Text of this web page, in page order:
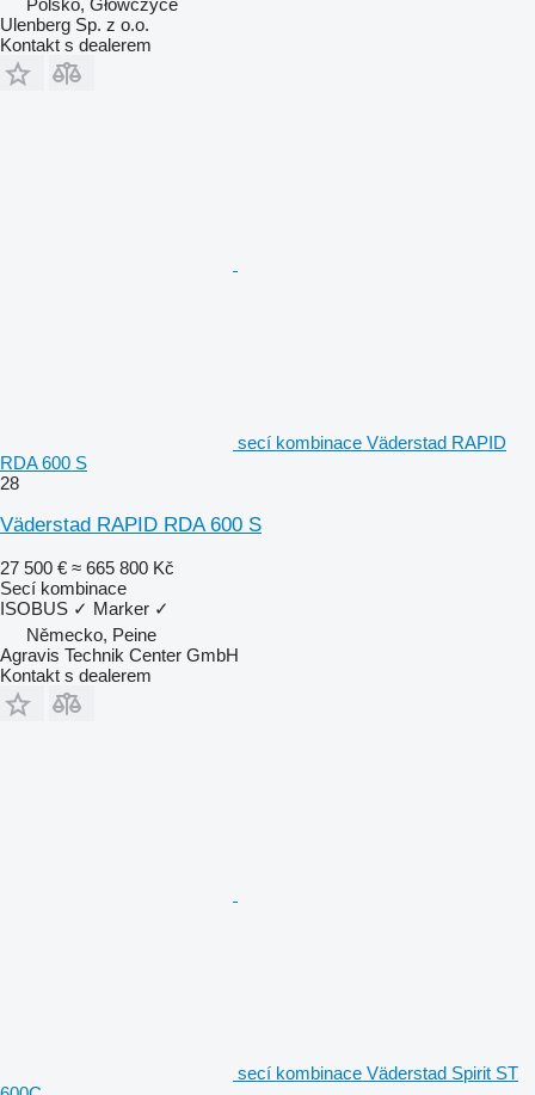
Polsko, Główczyce
Ulenberg Sp. z o.o.
Kontakt s dealerem
secí kombinace Väderstad RAPID
RDA 600 S
28
Väderstad RAPID RDA 600 S
27 500 € ≈ 665 800 Kč
Secí kombinace
ISOBUS ✓ Marker ✓
Německo, Peine
Agravis Technik Center GmbH
Kontakt s dealerem
secí kombinace Väderstad Spirit ST